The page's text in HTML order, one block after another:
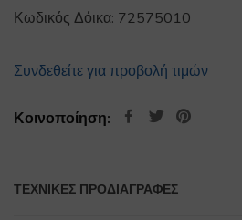
Κωδικός Δόικα: 72575010
Συνδεθείτε για προβολή τιμών
Κοινοποίηση:
ΤΕΧΝΙΚΕΣ ΠΡΟΔΙΑΓΡΑΦΕΣ